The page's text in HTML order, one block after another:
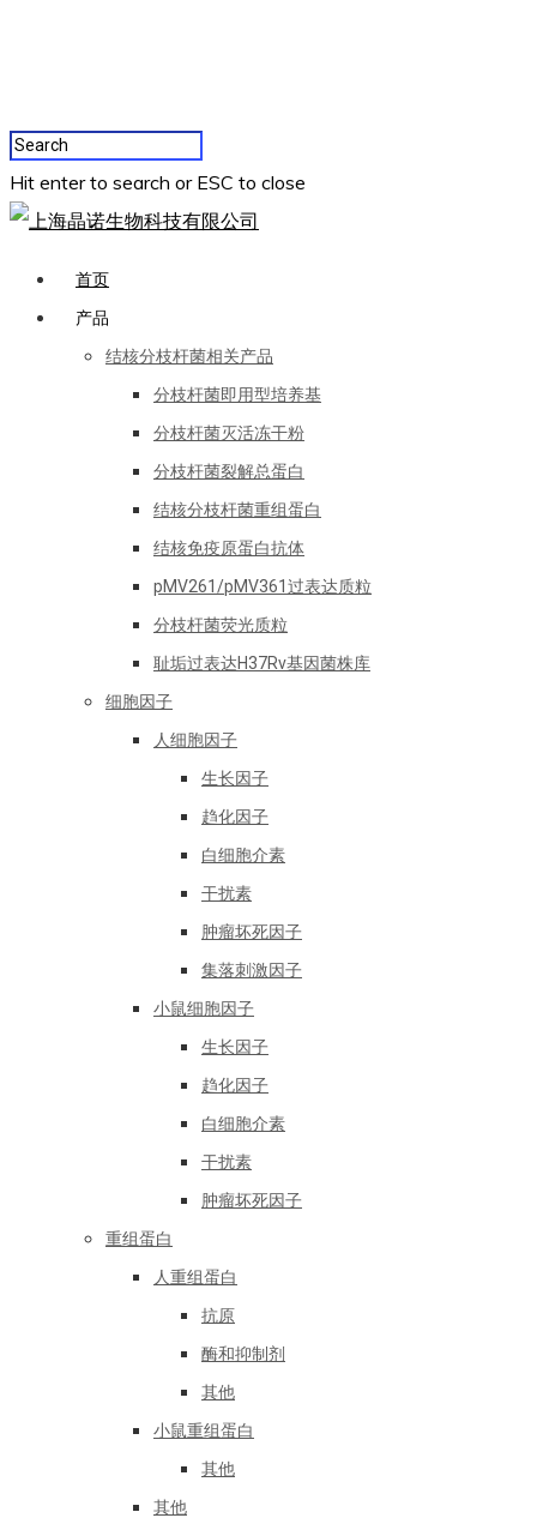
Hit enter to search or ESC to close
首页
产品
结核分枝杆菌相关产品
分枝杆菌即用型培养基
分枝杆菌灭活冻干粉
分枝杆菌裂解总蛋白
结核分枝杆菌重组蛋白
结核免疫原蛋白抗体
pMV261/pMV361过表达质粒
分枝杆菌荧光质粒
耻垢过表达H37Rv基因菌株库
细胞因子
人细胞因子
生长因子
趋化因子
白细胞介素
干扰素
肿瘤坏死因子
集落刺激因子
小鼠细胞因子
生长因子
趋化因子
白细胞介素
干扰素
肿瘤坏死因子
重组蛋白
人重组蛋白
抗原
酶和抑制剂
其他
小鼠重组蛋白
其他
其他